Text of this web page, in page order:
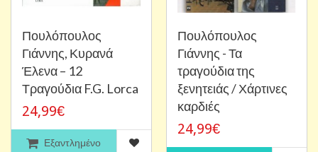
Πουλόπουλος
Γιάννης, Κυρανά
Έλενα ‎– 12
Τραγούδια F.G. Lorca
24,99€
Εξαντλημένο
Πουλόπουλος
Γιάννης - Τα
τραγούδια της
ξενητειάς / Χάρτινες
καρδιές
24,99€